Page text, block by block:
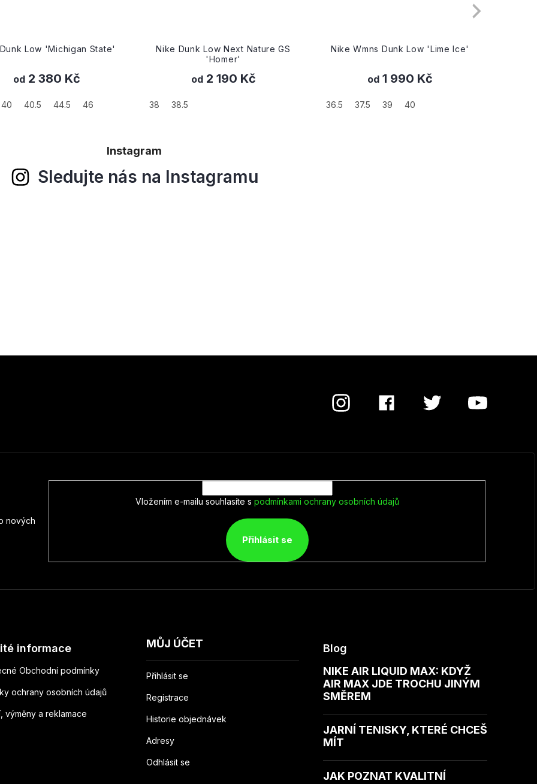
Low 'Michigan State'
od2 380 Kč
40 40.5 44.5 46
Nike Dunk Low Next Nature GS
'Homer'
od2 190 Kč
38 38.5
Nike Wmns Dunk Low 'Lime Ice'
od 1 990 Kč
36.5 37.5 39 40
Instagram
Sledujte nás na Instagramu
nových
Vložením e-mailu souhlasíte s podmínkami ochrany osobních údajů
Přihlásit se
informace
Obchodní podmínky
ochrany osobních údajů
výměny a reklamace
MŮJ ÚČET
Přihlásit se
Registrace
Historie objednávek
Adresy
Odhlásit se
Blog
NIKE AIR LIQUID MAX: KDYŽ
AIR MAX JDE TROCHU JINÝM
SMĚREM
JARNÍ TENISKY, KTERÉ CHCEŠ
MÍT
JAK POZNAT KVALITNÍ